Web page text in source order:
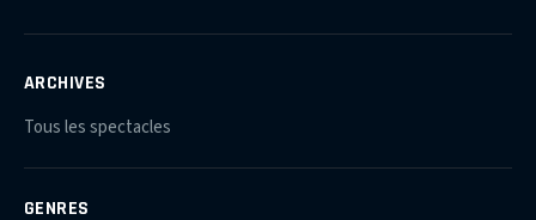
ARCHIVES
Tous les spectacles
GENRES